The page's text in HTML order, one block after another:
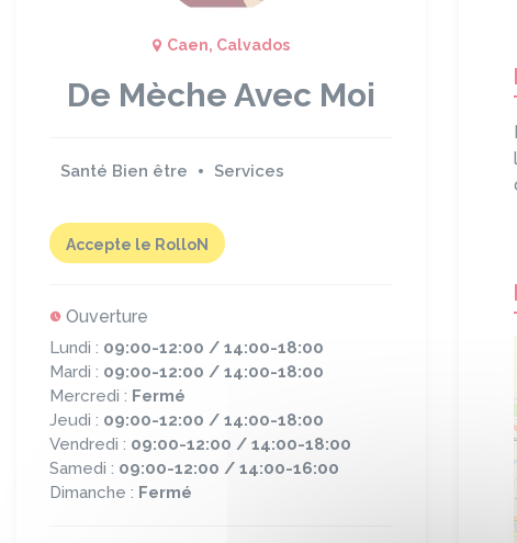
Caen, Calvados
De Mèche Avec Moi
Santé Bien être Services
Accepte le RolloN
Ouverture
Lundi : 09:00-12:00 / 14:00-18:00
Mardi : 09:00-12:00 / 14:00-18:00
Mercredi : Fermé
Jeudi : 09:00-12:00 / 14:00-18:00
Vendredi : 09:00-12:00 / 14:00-18:00
Samedi : 09:00-12:00 / 14:00-16:00
Dimanche : Fermé